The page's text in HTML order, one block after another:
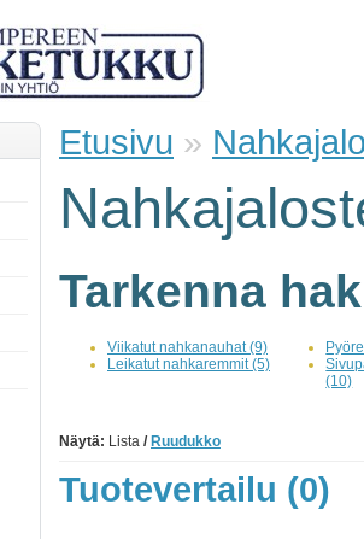
Etusivu »
Tarkenna
Viikatut nahkanauhat (9)
Leikatut nahkaremmit (5)
(10)
Näytä: Lista / Ruudukko
Tuotevertailu (0)